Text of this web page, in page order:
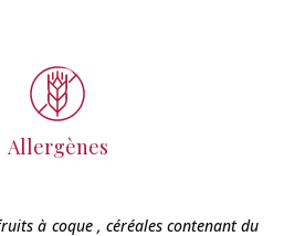
Allergènes
à coque , céréales contenant du